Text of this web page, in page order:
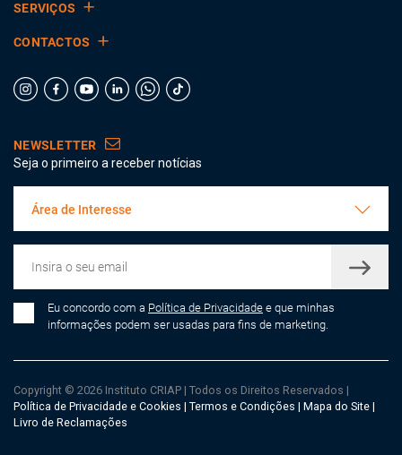
SERVIÇOS
CONTACTOS
NEWSLETTER
Seja o primeiro a receber notícias
Área de Interesse
Eu concordo com a Política de Privacidade e que minhas
informações podem ser usadas para fins de marketing.
Copyright © 2026 Instituto CRIAP | Todos os Direitos Reservados |
Política de Privacidade e Cookies | Termos e Condições | Mapa do Site |
Livro de Reclamações